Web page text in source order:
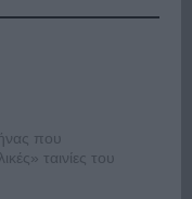
που
ταινίες του